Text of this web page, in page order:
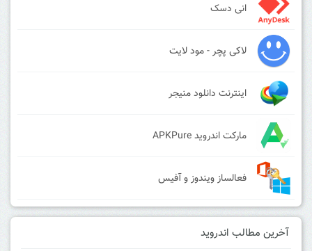
انی دسک
لاکی پچر - مود لایت
اینترنت دانلود منیجر
مارکت اندروید APKPure
فعالساز ویندوز و آفیس
آخرین مطالب اندروید